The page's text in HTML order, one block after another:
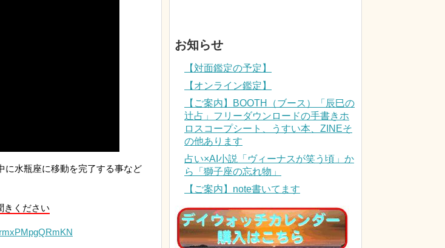
に水瓶座に移動を完了する事など
きください
お知らせ
【対面鑑定の予定】
【オンライン鑑定】
【ご案内】BOOTH（ブース）「辰巳の
辻占」フリーダウンロードの手書きホ
ロスコープシート、うすい本、ZINEそ
の他あります
占い×AI小説「ヴィーナスが笑う頃」か
ら「獅子座の忘れ物」
【ご案内】note書いてます